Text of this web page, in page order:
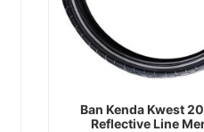
TAMBAH KE
Ban Kenda Kwest
Reflective Line